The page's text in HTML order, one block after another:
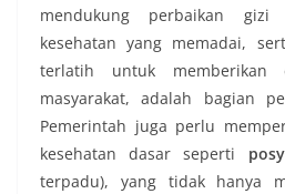
mendukung perbaikan gizi
kesehatan yang memadai,
terlatih untuk memberikan
masyarakat, adalah bagian
Pemerintah juga perlu
kesehatan dasar seperti
terpadu), yang tidak hanya